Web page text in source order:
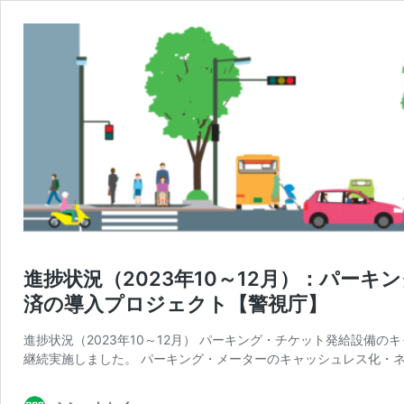
進捗状況（2023年10～12月）：パーキ
済の導入プロジェクト【警視庁】
進捗状況（2023年10～12月） パーキング・チケット発給設備の
継続実施しました。 パーキング・メーターのキャッシュレス化